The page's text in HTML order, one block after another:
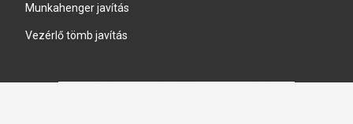
Munkahenger javítás
Vezérlő tömb javítás